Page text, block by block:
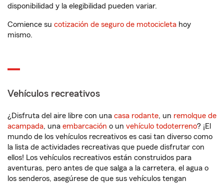
disponibilidad y la elegibilidad pueden variar.
Comience su cotización de seguro de motocicleta hoy
mismo.
Vehículos recreativos
¿Disfruta del aire libre con una casa rodante, un remolque de
acampada, una embarcación o un vehículo todoterreno? ¡El
mundo de los vehículos recreativos es casi tan diverso como
la lista de actividades recreativas que puede disfrutar con
ellos! Los vehículos recreativos están construidos para
aventuras, pero antes de que salga a la carretera, el agua o
los senderos, asegúrese de que sus vehículos tengan